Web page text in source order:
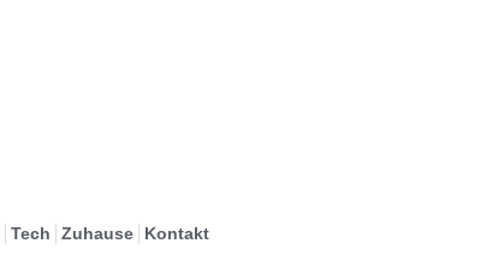
Tech Zuhause Kontakt